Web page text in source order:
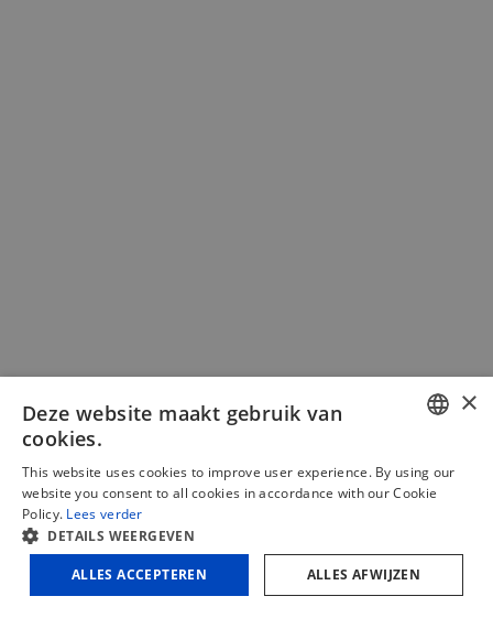
Kit rijboring: T-multigeleider PMT111 +
verlengstuk 810mm
273,61 (excl. BTW)
331,07 (incl. BTW)
In winkelmand Vergelijken
FRENCH
×
Deze website maakt gebruik van
cookies.
This website uses cookies to improve user experience. By using our
website you consent to all cookies in accordance with our Cookie
Policy. Lees verder
DETAILS WEERGEVEN
ALLES ACCEPTEREN ALLES AFWIJZEN